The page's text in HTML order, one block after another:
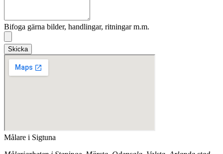
Bifoga gärna bilder, handlingar, ritningar m.m.
Skicka
Målare i Sigtuna